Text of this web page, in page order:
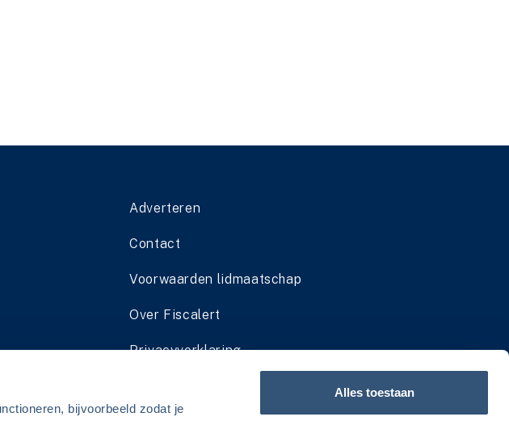
bijvoorbeeld zodat je
Alles toestaan
Adverteren
Contact
Voorwaarden lidmaatschap
Over Fiscalert
Privacyverklaring